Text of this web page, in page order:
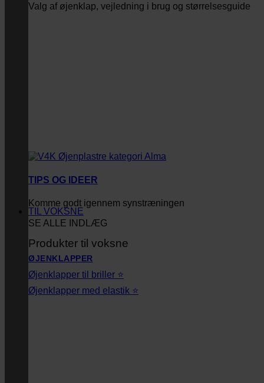
Valg af øjenklap, vejledning i brug og størrelsesguide
TIPS OG IDEER
Komme godt igennem synstræningen
SE ALLE INDLÆG
TIL VOKSNE
Produkter til voksne
ØJENKLAPPER
Øjenklapper til briller ⭐
Øjenklapper med elastik ⭐